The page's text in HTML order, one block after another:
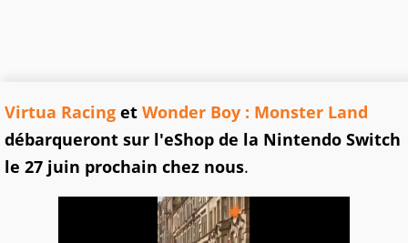
Virtua Racing et Wonder Boy : Monster Land
débarqueront sur l'eShop de la Nintendo Switch
le 27 juin prochain chez nous.